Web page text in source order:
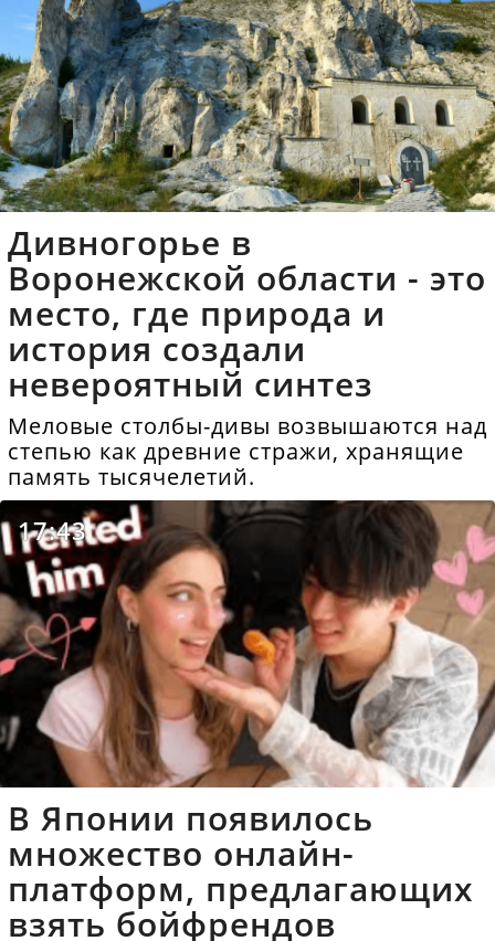
Дивногорье в
Воронежской области - это
место, где природа и
история создали
невероятный синтез
Меловые столбы-дивы возвышаются над
степью как древние стражи, хранящие
память тысячелетий.
17:43
В Японии появилось
множество онлайн-
платформ, предлагающих
взять бойфрендов